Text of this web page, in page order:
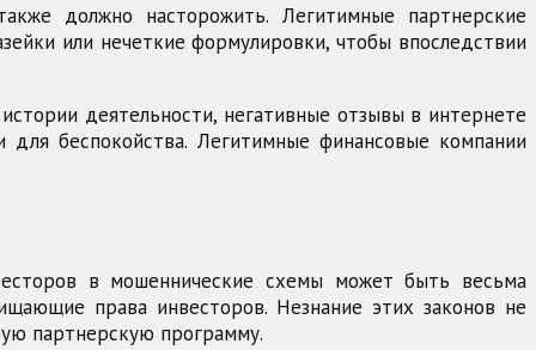
должно насторожить. Легитимные партнерские
или нечеткие формулировки, чтобы впоследствии
деятельности, негативные отзывы в интернете
беспокойства. Легитимные финансовые компании
в мошеннические схемы может быть весьма
права инвесторов. Незнание этих законов не
партнерскую программу.